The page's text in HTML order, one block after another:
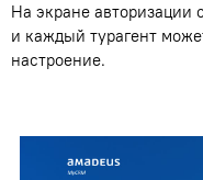
На экране
и каждый турагент
настроение.